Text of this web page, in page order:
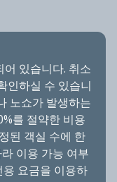
있습니다. 취소
인하실 수 있습니
노쇼가 발생하는
를 절약한 비용
된 객실 수에 한
이용 가능 여부
용 요금을 이용하